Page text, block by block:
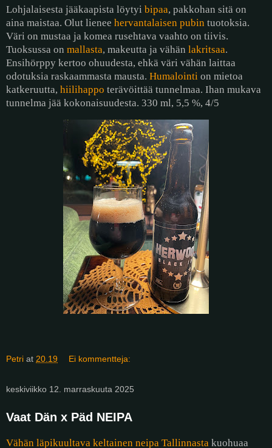
Lohjalaisesta jääkaapista löytyi bipaa, pakkohan sitä on
aina maistaa. Olut lienee hervantalaisen pubin tuotoksia.
Väri on mustaa ja komea rusehtava vaahto on tiivis.
Tuoksussa on mallasta, makeutta ja vähän lakritsaa.
Ensihörppy kertoo ohuudesta, ehkä väri vähän laittaa
odotuksia raskaammasta mausta. Humalointi on mietoa
katkeruutta, hiilihappo terävöittää tunnelmaa. Ihan mukava
tunnelma jää kokonaisuudesta. 330 ml, 5,5 %, 4/5
Petri at 20.19 Ei kommentteja:
keskiviikko 12. marraskuuta 2025
Vaat Dän x Päd NEIPA
Vähän läpikuultava keltainen neipa Tallinnasta kuohuaa